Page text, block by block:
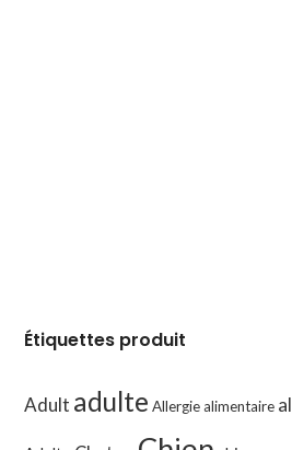
Étiquettes produit
Adult adulte Allergie alimentaire